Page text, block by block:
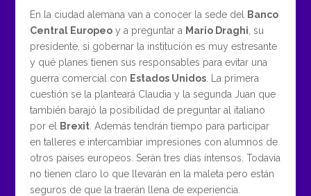
En la ciudad alemana van a conocer la sede del Banco
Central Europeoy a preguntar a Mario Draghi, su
presidente, si gobernar la institución es muy estresante
y qué planes tienen sus responsables para evitar una
guerra comercial con Estados Unidos. La primera
cuestión se la planteará Claudia y la segunda Juan que
también barajó la posibilidad de preguntar al italiano
por el Brexit. Además tendrán tiempo para participar
en talleres e intercambiar impresiones con alumnos de
otros países europeos. Serán tres días intensos. Todavía
no tienen claro lo que llevarán en la maleta pero están
seguros de que la traerán llena de experiencia.